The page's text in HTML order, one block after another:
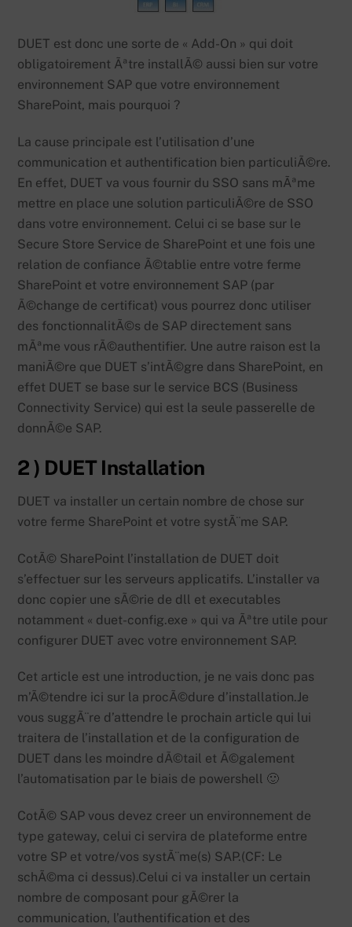
DUET est donc une sorte de « Add-On » qui doit
obligatoirement Ãªtre installÃ© aussi bien sur votre
environnement SAP que votre environnement
SharePoint, mais pourquoi ?
La cause principale est l’utilisation d’une
communication et authentification bien particuliÃ©re.
En effet, DUET va vous fournir du SSO sans mÃªme
mettre en place une solution particuliÃ©re de SSO
dans votre environnement. Celui ci se base sur le
Secure Store Service de SharePoint et une fois une
relation de confiance Ã©tablie entre votre ferme
SharePoint et votre environnement SAP (par
Ã©change de certificat) vous pourrez donc utiliser
des fonctionnalitÃ©s de SAP directement sans
mÃªme vous rÃ©authentifier. Une autre raison est la
maniÃ©re que DUET s’intÃ©gre dans SharePoint, en
effet DUET se base sur le service BCS (Business
Connectivity Service) qui est la seule passerelle de
donnÃ©e SAP.
2 ) DUET Installation
DUET va installer un certain nombre de chose sur
votre ferme SharePoint et votre systÃ¨me SAP.
CotÃ© SharePoint l’installation de DUET doit
s’effectuer sur les serveurs applicatifs. L’installer va
donc copier une sÃ©rie de dll et executables
notamment « duet-config.exe » qui va Ãªtre utile pour
configurer DUET avec votre environnement SAP.
Cet article est une introduction, je ne vais donc pas
m’Ã©tendre ici sur la procÃ©dure d’installation.Je
vous suggÃ¨re d’attendre le prochain article qui lui
traitera de l’installation et de la configuration de
DUET dans les moindre dÃ©tail et Ã©galement
l’automatisation par le biais de powershell 🙂
CotÃ© SAP vous devez creer un environnement de
type gateway, celui ci servira de plateforme entre
votre SP et votre/vos systÃ¨me(s) SAP.(CF: Le
schÃ©ma ci dessus).Celui ci va installer un certain
nombre de composant pour gÃ©rer la
communication, l’authentification et des